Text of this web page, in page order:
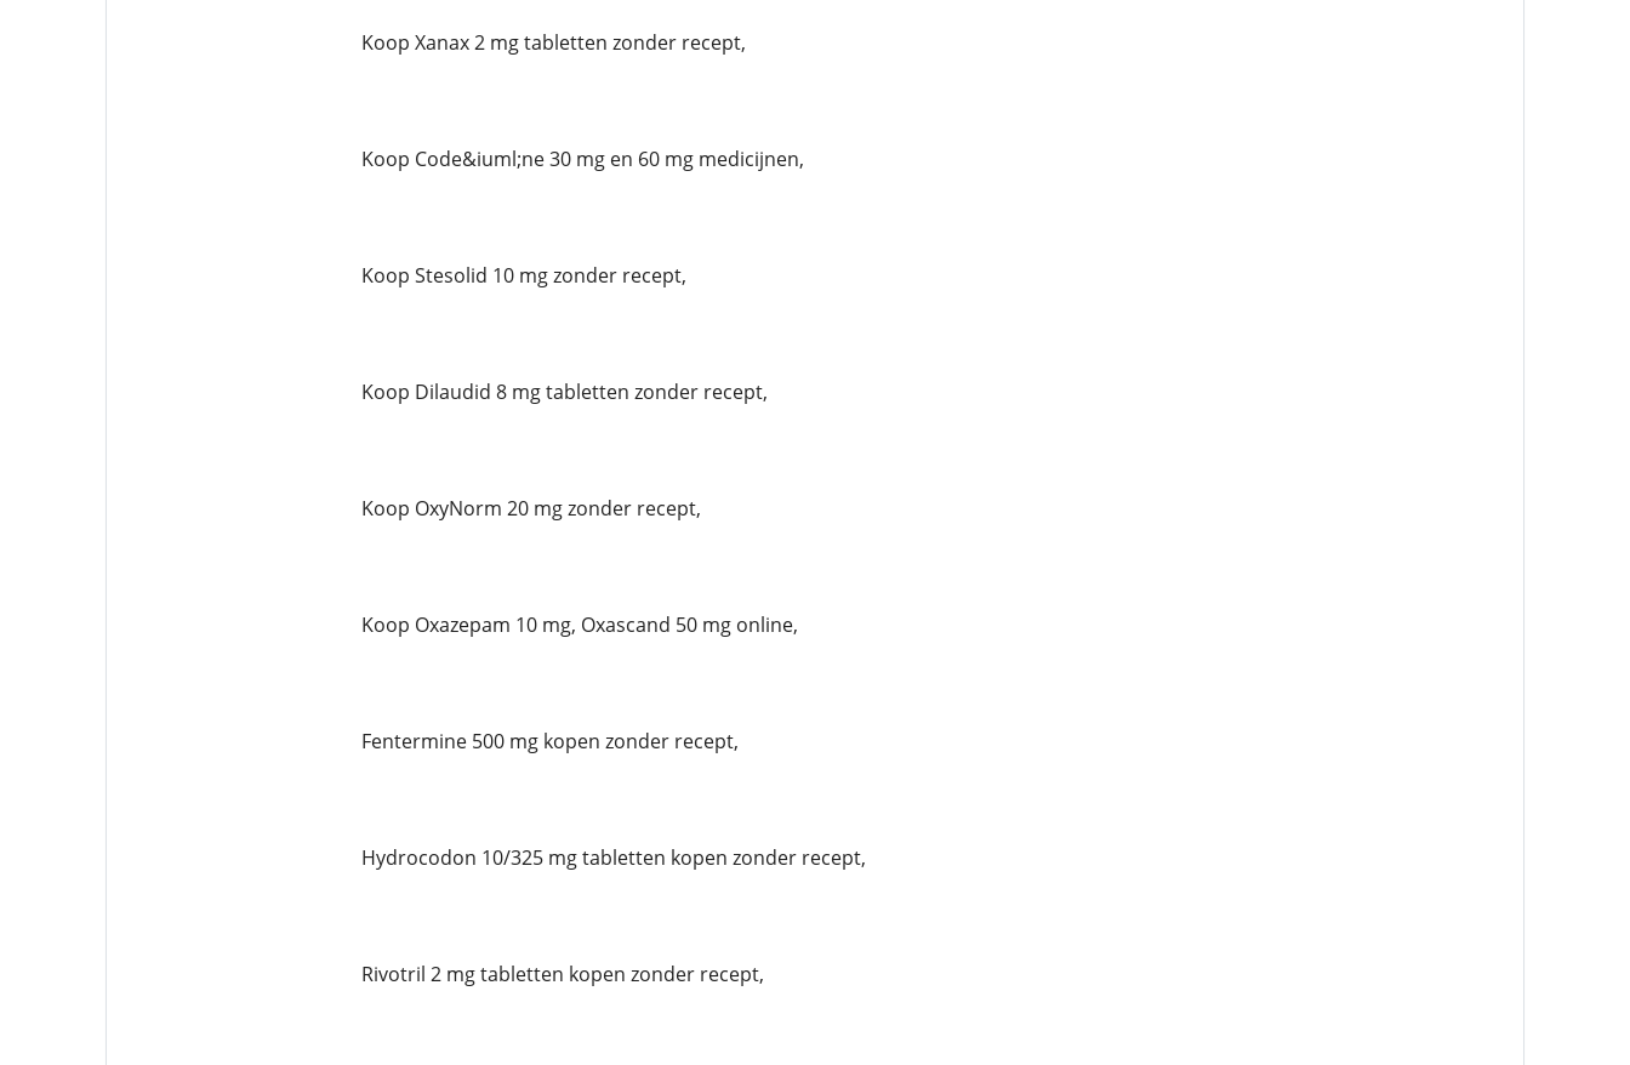
Koop Xanax 2 mg tabletten zonder recept,
Koop Code&iuml;ne 30 mg en 60 mg medicijnen,
Koop Stesolid 10 mg zonder recept,
Koop Dilaudid 8 mg tabletten zonder recept,
Koop OxyNorm 20 mg zonder recept,
Koop Oxazepam 10 mg, Oxascand 50 mg online,
Fentermine 500 mg kopen zonder recept,
Hydrocodon 10/325 mg tabletten kopen zonder recept,
Rivotril 2 mg tabletten kopen zonder recept,